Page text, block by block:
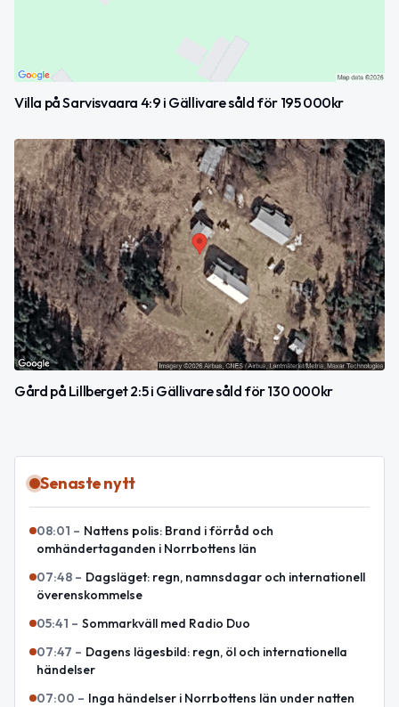
Villa på Sarvisvaara 4:9 i Gällivare såld för 195 000kr
Gård på Lillberget 2:5 i Gällivare såld för 130 000kr
Senaste nytt
08:01 – Nattens polis: Brand i förråd och
omhändertaganden i Norrbottens län
07:48 – Dagsläget: regn, namnsdagar och internationell
överenskommelse
05:41 – Sommarkväll med Radio Duo
07:47 – Dagens lägesbild: regn, öl och internationella
händelser
07:00 – Inga händelser i Norrbottens län under natten